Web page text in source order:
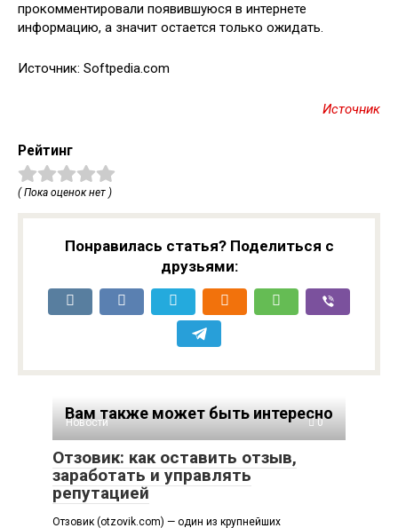
прокомментировали появившуюся в интернете
информацию, а значит остается только ожидать.
Источник: Softpedia.com
Источник
Рейтинг
( Пока оценок нет )
Понравилась статья? Поделиться с
друзьями:
Вам также может быть интересно
Новости 0
Отзовик: как оставить отзыв,
заработать и управлять
репутацией
Отзовик (otzovik.com) — один из крупнейших